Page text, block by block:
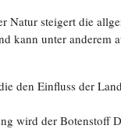
Natur steigert die
kann unter anderem
den Einfluss der
wird der Botenstoff